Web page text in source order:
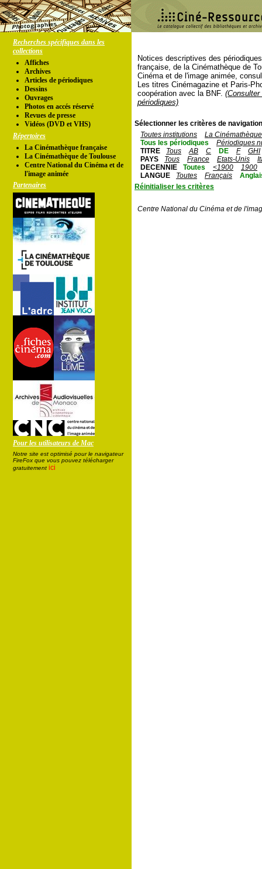
Recherches spécifiques dans les
collections
Affiches
Archives
Articles de périodiques
Dessins
Ouvrages
Photos en accés réservé
Revues de presse
Vidéos (DVD et VHS)
Répertoires
La Cinémathèque française
La Cinémathèque de Toulouse
Centre National du Cinéma et de
l'image animée
Partenaires
Pour les utilisateurs de Mac
Notre site est optimisé pour le navigateur
FireFox que vous pouvez télécharger
gratuitement ici
Notices descriptives des
française, de la Cinémathèque de
Cinéma et de l'image animée,
Les titres Cinémagazine et Paris-
coopération avec la BNF.
périodiques)
Sélectionner les critères de
Toutes institutions
La
Tous les périodiques
Périodiques
TITRE
Tous AB C DE F
GHI
PAYS
Tous France Etats-Unis
DECENNIE
Toutes <1900
1900
LANGUE
Toutes Français
Réinitialiser les critères
Centre National du Cinéma et de